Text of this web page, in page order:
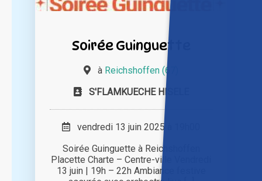
Soirée Guinguette
à Reichshoffen (67)
S'FLAMKUECHE HISELE
vendredi 13 juin 2025 à 19h00
Soirée Guinguette à Reichshoffen
Placette Charte – Centre-ville Vendredi
13 juin | 19h – 22h Ambiance festive